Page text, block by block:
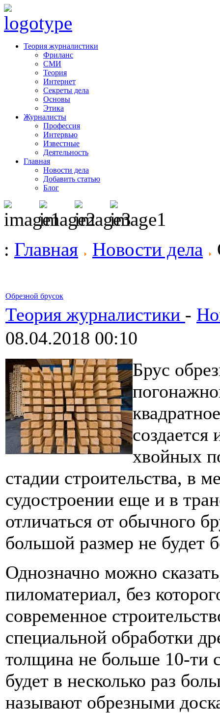
Теория журналистики
Фриланс
СМИ
Теория
Интернет
Секреты дела
Основы
Этика
Журналисты
Профессия
Интервью
Известные
Деятельность
Главная
Новости дела
Добавить статью
Блог
: Главная Новости дела
Обрезной брусок
Теория журналистики -
08.04.2018 00:10
Брус
создается
хвойных
стадии строительства, в
судостроении еще и в
отличаться от обычного
большой размер не будет
Однозначно можно
пиломатериал, без
современное
специальной обработки
толщина не больше 10-ти
будет в несколько раз
называют обрезными